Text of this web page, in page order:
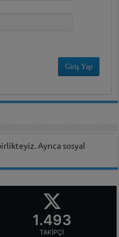
Ayrıca sosyal
1.493
TAKIPÇI